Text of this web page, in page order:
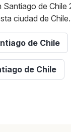
de Chile
ciudad de Chile.
de Chile
de Chile